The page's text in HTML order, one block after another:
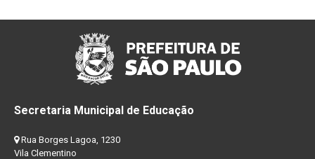
Secretaria Municipal de Educação
Rua Borges Lagoa, 1230
Vila Clementino